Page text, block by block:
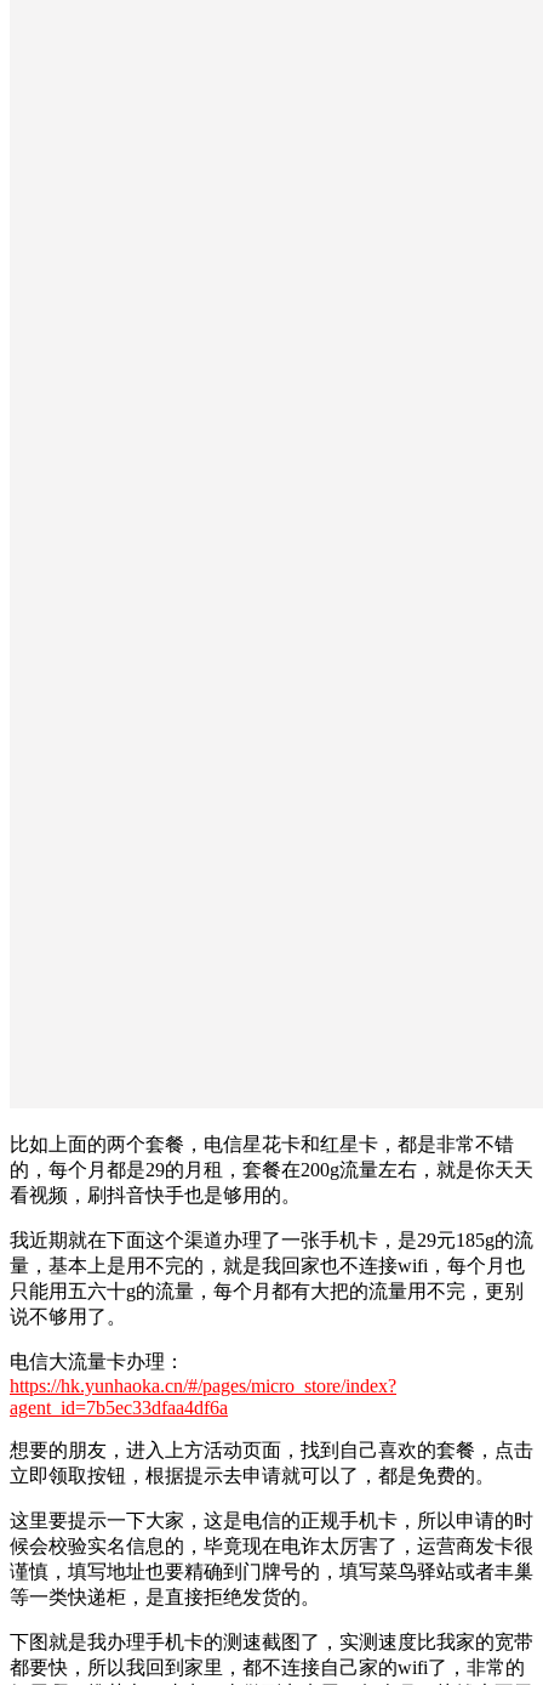
比如上面的两个套餐，电信星花卡和红星卡，都是非常不错
的，每个月都是29的月租，套餐在200g流量左右，就是你天天
看视频，刷抖音快手也是够用的。
我近期就在下面这个渠道办理了一张手机卡，是29元185g的流
量，基本上是用不完的，就是我回家也不连接wifi，每个月也
只能用五六十g的流量，每个月都有大把的流量用不完，更别
说不够用了。
电信大流量卡办理：
https://hk.yunhaoka.cn/#/pages/micro_store/index?
agent_id=7b5ec33dfaa4df6a
想要的朋友，进入上方活动页面，找到自己喜欢的套餐，点击
立即领取按钮，根据提示去申请就可以了，都是免费的。
这里要提示一下大家，这是电信的正规手机卡，所以申请的时
候会校验实名信息的，毕竟现在电诈太厉害了，运营商发卡很
谨慎，填写地址也要精确到门牌号的，填写菜鸟驿站或者丰巢
等一类快递柜，是直接拒绝发货的。
下图就是我办理手机卡的测速截图了，实测速度比我家的宽带
都要快，所以我回到家里，都不连接自己家的wifi了，非常的